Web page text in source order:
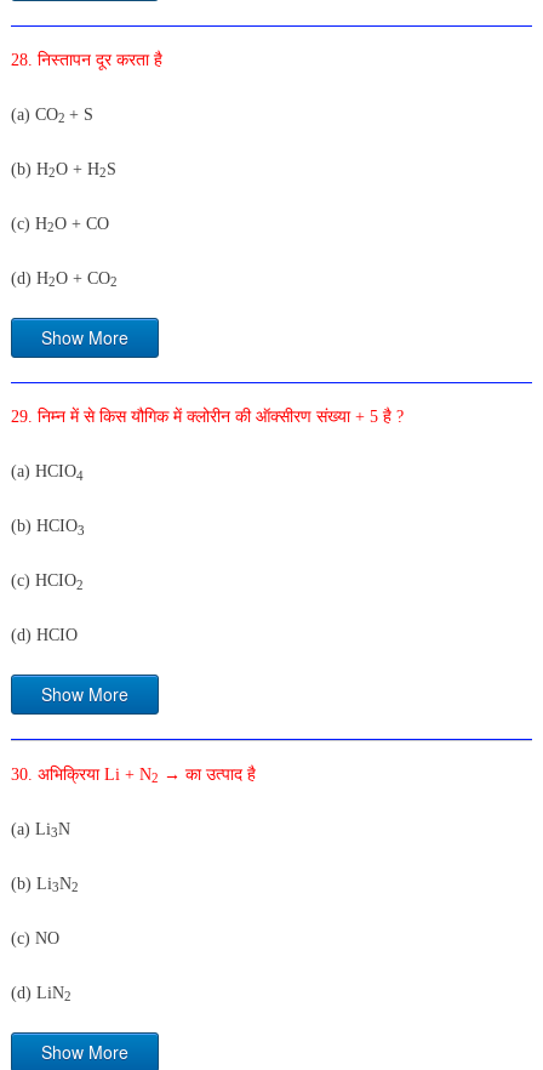
28. निस्तापन दूर करता है
(a) CO2 + S
(b) H2O + H2S
(c) H2O + CO
(d) H2O + CO2
Show More
29. निम्न में से किस यौगिक में क्लोरीन की ऑक्सीरण संख्या + 5 है ?
(a) HCIO4
(b) HCIO3
(c) HCIO2
(d) HCIO
Show More
30. अभिक्रिया Li + N2 → का उत्पाद है
(a) Li3N
(b) Li3N2
(c) NO
(d) LiN2
Show More